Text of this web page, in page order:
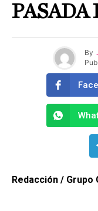
PASADA
By
Redacción / Grupo